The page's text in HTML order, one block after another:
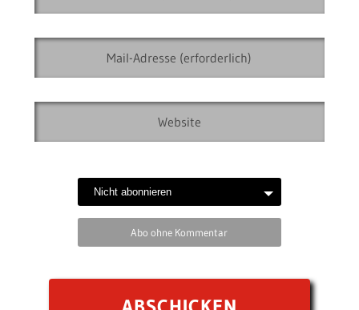
Abo ohne Kommentar